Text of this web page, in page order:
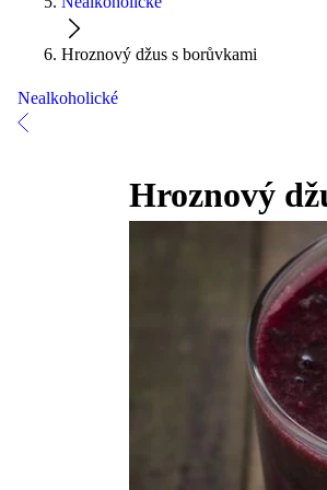
Hroznový džus s borůvkami
Nealkoholické
Hroznový